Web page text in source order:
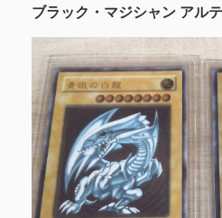
ブラック・マジシャン アル